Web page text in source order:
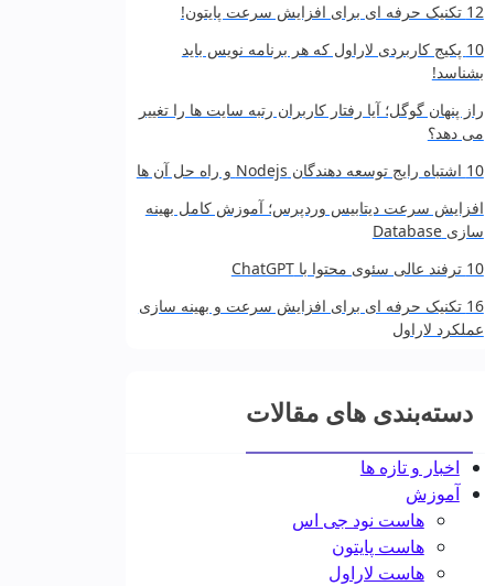
12 تکنیک حرفه ای برای افزایش سرعت پایتون!
10 پکیج کاربردی لاراول که هر برنامه‌ نویس باید
بشناسد!
راز پنهان گوگل؛ آیا رفتار کاربران رتبه سایت‌ ها را تغییر
می‌ دهد؟
10 اشتباه رایج توسعه‌ دهندگان Nodejs و راه حل آن‌ ها
افزایش سرعت دیتابیس وردپرس؛ آموزش کامل بهینه‌
سازی Database
10 ترفند عالی سئوی محتوا با ChatGPT
16 تکنیک حرفه‌ ای برای افزایش سرعت و بهینه‌ سازی
عملکرد لاراول
دسته‌بندی های مقالات
اخبار و تازه ها
آموزش
هاست نود جی اس
هاست پایتون
هاست لاراول